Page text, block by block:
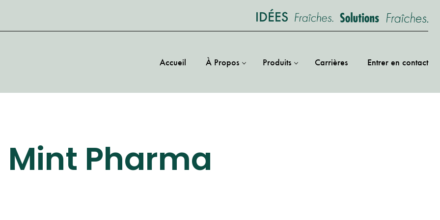
Accueil À Propos Produits Carrières Entrer en contact
Mint Pharma